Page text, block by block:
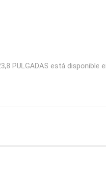
PULGADAS está